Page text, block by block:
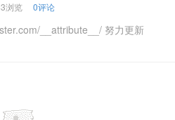
浏览 0评论
__attribute__/ 努力更新